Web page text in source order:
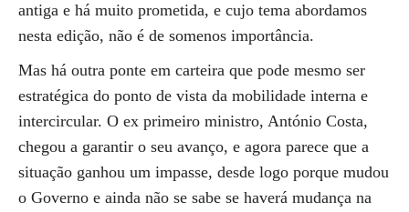
antiga e há muito prometida, e cujo tema abordamos
nesta edição, não é de somenos importância.
Mas há outra ponte em carteira que pode mesmo ser
estratégica do ponto de vista da mobilidade interna e
intercircular. O ex primeiro ministro, António Costa,
chegou a garantir o seu avanço, e agora parece que a
situação ganhou um impasse, desde logo porque mudou
o Governo e ainda não se sabe se haverá mudança na